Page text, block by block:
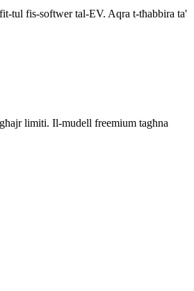
tul fis-softwer tal-EV. Aqra t-tħabbira ta'
limiti. Il-mudell freemium tagħna